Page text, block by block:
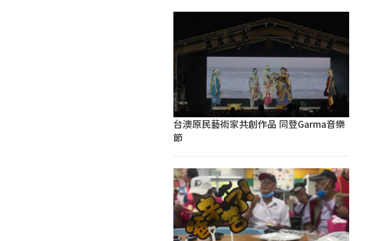
台澳原民藝術家共創作品 同登Garma音樂
節